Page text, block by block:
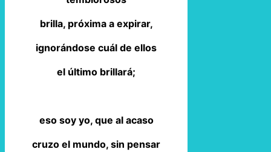
brilla, próxima a expirar,
ignorándose cuál de ellos
el último brillará;
eso soy yo, que al acaso
cruzo el mundo, sin pensar